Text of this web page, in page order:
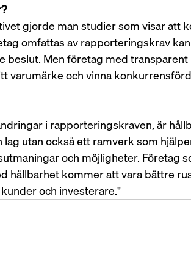
gjorde man studier som visar att
omfattas av rapporteringskrav
Men företag med transparent
varumärke och vinna
i rapporteringskraven, är
lag utan också ett ramverk som
och möjligheter. Företag
hållbarhet kommer att vara bättre
och investerare."